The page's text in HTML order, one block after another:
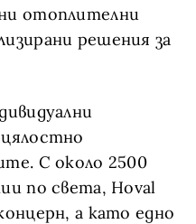
отоплителни
решения за
С около 2500
по света, Hoval
а като едно